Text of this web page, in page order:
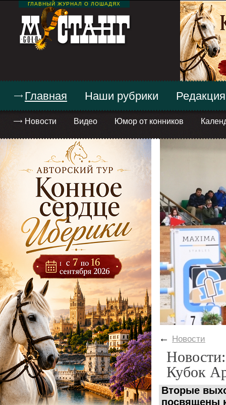
ГЛАВНЫЙ ЖУРНАЛ О ЛОШАДЯХ
Главная
Новости Видео Юмор от конников
Наши рубрики Редакция
← Новости
Кубок
Вторые
посвящены